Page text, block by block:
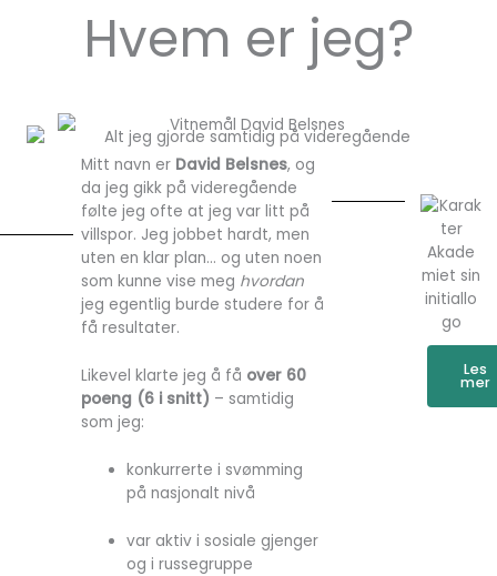
Hvem er jeg?
Mitt navn er David Belsnes, og
da jeg gikk på videregående
følte jeg ofte at jeg var litt på
villspor. Jeg jobbet hardt, men
uten en klar plan… og uten noen
som kunne vise meg hvordan
jeg egentlig burde studere for å
få resultater.
Likevel klarte jeg å få over 60
poeng (6 i snitt) – samtidig
som jeg:
konkurrerte i svømming
på nasjonalt nivå
var aktiv i sosiale gjenger
og i russegruppe
Les
mer